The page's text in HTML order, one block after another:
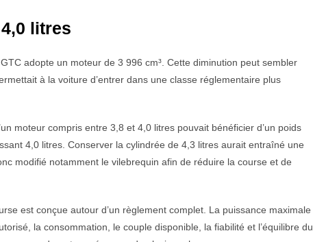
litres
adopte un moteur de 3 996 cm³. Cette diminution peut sembler
à la voiture d’entrer dans une classe réglementaire plus
moteur compris entre 3,8 et 4,0 litres pouvait bénéficier d’un poids
4,0 litres. Conserver la cylindrée de 4,3 litres aurait entraîné une
modifié notamment le vilebrequin afin de réduire la course et de
est conçue autour d’un règlement complet. La puissance maximale
la consommation, le couple disponible, la fiabilité et l’équilibre du